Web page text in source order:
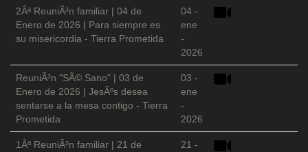
2Âª ReuniÃ³n familiar | 04 de
Enero de 2026 | Para siempre es
su misericordia - Tierra Prometida
04 -
ene
-
2026
ReuniÃ³n "SÃ© Sano" | 03 de
Enero de 2026 | JesÃºs desea
sentarse a la mesa contigo - Tierra
Prometida
03 -
ene
-
2026
1Âª ReuniÃ³n familiar | 21 de
21 -